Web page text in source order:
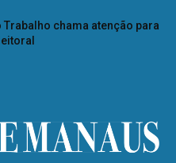
chama atenção para